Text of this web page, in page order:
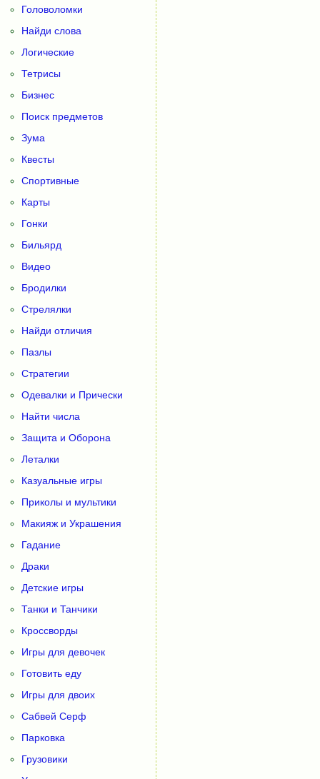
Головоломки
Найди слова
Логические
Тетрисы
Бизнес
Поиск предметов
Зума
Квесты
Спортивные
Карты
Гонки
Бильярд
Видео
Бродилки
Стрелялки
Найди отличия
Пазлы
Стратегии
Одевалки и Прически
Найти числа
Защита и Оборона
Леталки
Казуальные игры
Приколы и мультики
Макияж и Украшения
Гадание
Драки
Детские игры
Танки и Танчики
Кроссворды
Игры для девочек
Готовить еду
Игры для двоих
Сабвей Серф
Парковка
Грузовики